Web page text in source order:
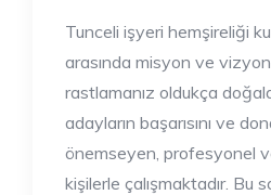
Tunceli işyeri hemşireliği
arasında misyon ve
rastlamanız oldukça
adayların başarısını ve
önemseyen, profesyonel
kişilerle çalışmaktadır. Bu